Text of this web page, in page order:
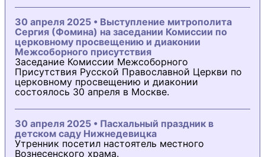
30 апреля 2025 • Выступление митрополита
Сергия (Фомина) на заседании Комиссии по
церковному просвещению и диаконии
Межсоборного присутствия
Заседание Комиссии Межсоборного
Присутствия Русской Православной Церкви по
церковному просвещению и диаконии
состоялось 30 апреля в Москве.
30 апреля 2025 • Пасхальный праздник в
детском саду Нижнедевицка
Утренник посетил настоятель местного
Вознесенского храма.